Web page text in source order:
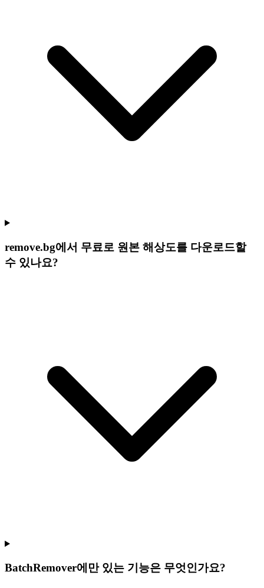
remove.bg에서 무료로 원본 해상도를 다운로드할
수 있나요?
BatchRemover에만 있는 기능은 무엇인가요?